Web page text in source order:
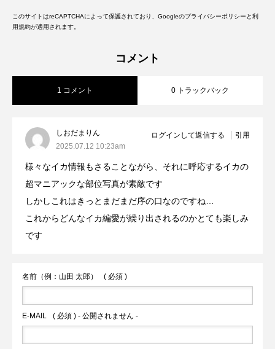
このサイトはreCAPTCHAによって保護されており、Googleのプライバシーポリシー と利
用規約が適用されます。
コメント
1 コメント 0 トラックバック
しおだまりん
2025.07.12 10:23am
ログインして返信する 引用
様々なイカ情報もさることながら、それに呼応するイカの
超マニアックな部位写真が素敵です
しかしこれはきっとまだまだ序の口なのですね…
これからどんなイカ編愛が繰り出されるのかとても楽しみ
です
名前（例：山田 太郎） ( 必須 )
E-MAIL ( 必須 ) - 公開されません -